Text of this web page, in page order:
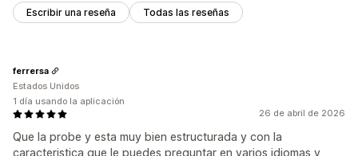
Escribir una reseña Todas las reseñas
26 de abril de 2026
Que la probe y esta muy bien estructurada y con la
caracteristica que le puedes preguntar en varios idiomas y
ferrersa
Estados Unidos
1 día usando la aplicación